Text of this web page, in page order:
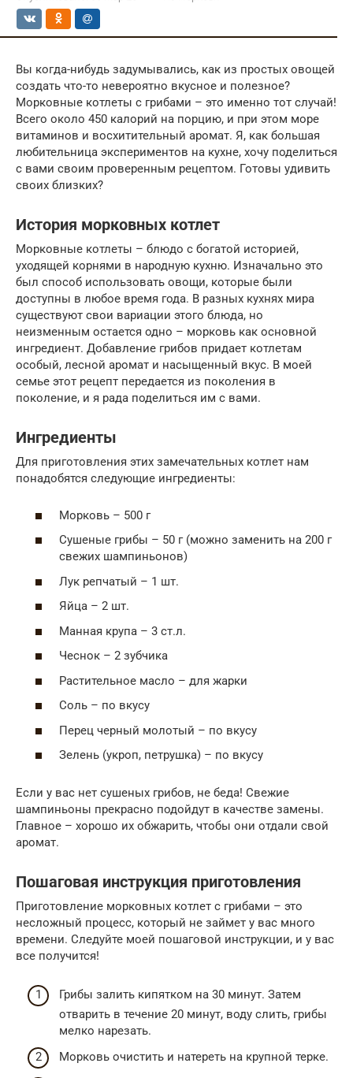
Вы когда-нибудь задумывались, как из простых овощей
создать что-то невероятно вкусное и полезное?
Морковные котлеты с грибами – это именно тот случай!
Всего около 450 калорий на порцию, и при этом море
витаминов и восхитительный аромат. Я, как большая
любительница экспериментов на кухне, хочу поделиться
с вами своим проверенным рецептом. Готовы удивить
своих близких?
История морковных котлет
Морковные котлеты – блюдо с богатой историей,
уходящей корнями в народную кухню. Изначально это
был способ использовать овощи, которые были
доступны в любое время года. В разных кухнях мира
существуют свои вариации этого блюда, но
неизменным остается одно – морковь как основной
ингредиент. Добавление грибов придает котлетам
особый, лесной аромат и насыщенный вкус. В моей
семье этот рецепт передается из поколения в
поколение, и я рада поделиться им с вами.
Ингредиенты
Для приготовления этих замечательных котлет нам
понадобятся следующие ингредиенты:
Морковь – 500 г
Сушеные грибы – 50 г (можно заменить на 200 г
свежих шампиньонов)
Лук репчатый – 1 шт.
Яйца – 2 шт.
Манная крупа – 3 ст.л.
Чеснок – 2 зубчика
Растительное масло – для жарки
Соль – по вкусу
Перец черный молотый – по вкусу
Зелень (укроп, петрушка) – по вкусу
Если у вас нет сушеных грибов, не беда! Свежие
шампиньоны прекрасно подойдут в качестве замены.
Главное – хорошо их обжарить, чтобы они отдали свой
аромат.
Пошаговая инструкция приготовления
Приготовление морковных котлет с грибами – это
несложный процесс, который не займет у вас много
времени. Следуйте моей пошаговой инструкции, и у вас
все получится!
Грибы залить кипятком на 30 минут. Затем
отварить в течение 20 минут, воду слить, грибы
мелко нарезать.
Морковь очистить и натереть на крупной терке.